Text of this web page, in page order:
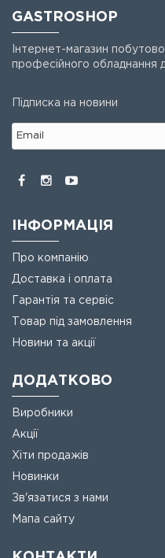
GASTROSHOP
Інтернет-магазин
професійного обладнання
Підписка на новини
ІНФОРМАЦІЯ
Про компанію
Доставка і оплата
Гарантія та сервіс
Товар під замовлення
Новини та акції
ДОДАТКОВО
Виробники
Акції
Хіти продажів
Новинки
Зв'язатися з нами
Мапа сайту